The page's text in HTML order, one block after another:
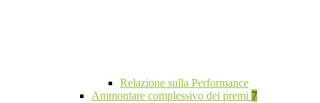
Relazione sulla Performance
Ammontare complessivo dei premi 7